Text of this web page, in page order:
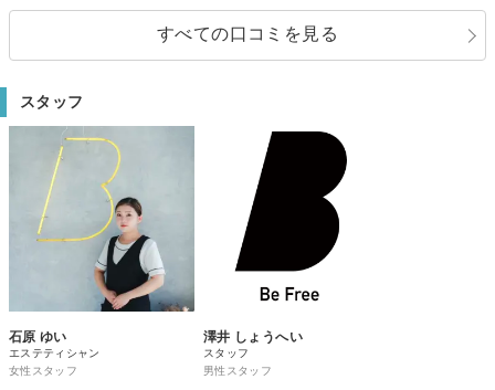
すべての口コミを見る
スタッフ
石原 ゆい
エステティシャン
女性スタッフ
澤井 しょうへい
スタッフ
男性スタッフ